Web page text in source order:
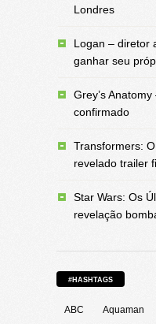
Londres
Logan – diretor
ganhar seu
Grey’s
confirmado
Transformers:
revelado trailer
Star Wars: Os
revelação
#HASHTAGS
ABC Aquaman